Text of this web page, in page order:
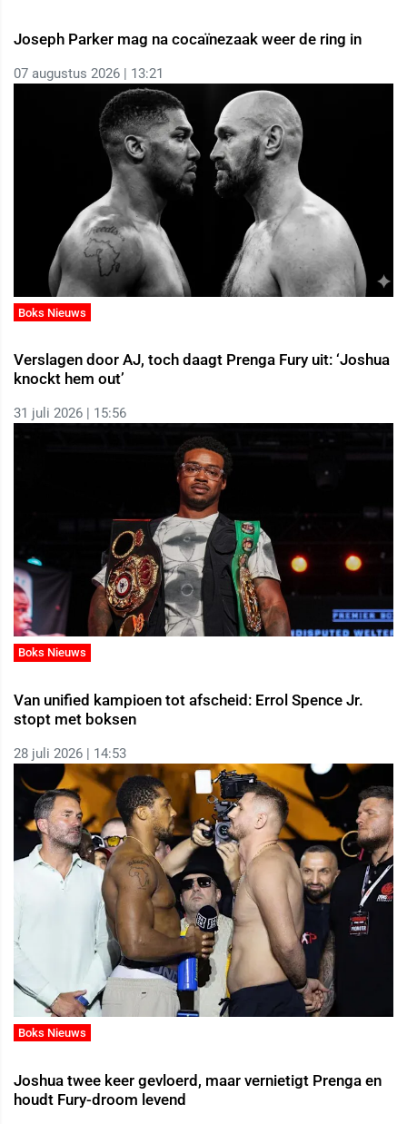
Joseph Parker mag na cocaïnezaak weer de ring in
07 augustus 2026 | 13:21
Boks Nieuws
Verslagen door AJ, toch daagt Prenga Fury uit: ‘Joshua
knockt hem out’
31 juli 2026 | 15:56
Boks Nieuws
Van unified kampioen tot afscheid: Errol Spence Jr.
stopt met boksen
28 juli 2026 | 14:53
Boks Nieuws
Joshua twee keer gevloerd, maar vernietigt Prenga en
houdt Fury-droom levend